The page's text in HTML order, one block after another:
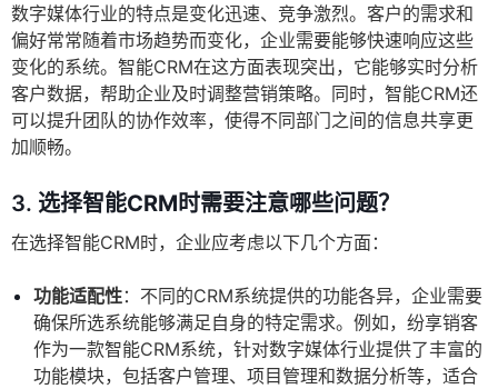
数字媒体行业的特点是变化迅速、竞争激烈。客户的需求和
偏好常常随着市场趋势而变化，企业需要能够快速响应这些
变化的系统。智能CRM在这方面表现突出，它能够实时分析
客户数据，帮助企业及时调整营销策略。同时，智能CRM还
可以提升团队的协作效率，使得不同部门之间的信息共享更
加顺畅。
3. 选择智能CRM时需要注意哪些问题？
在选择智能CRM时，企业应考虑以下几个方面：
功能适配性：不同的CRM系统提供的功能各异，企业需要
确保所选系统能够满足自身的特定需求。例如，纷享销客
作为一款智能CRM系统，针对数字媒体行业提供了丰富的
功能模块，包括客户管理、项目管理和数据分析等，适合